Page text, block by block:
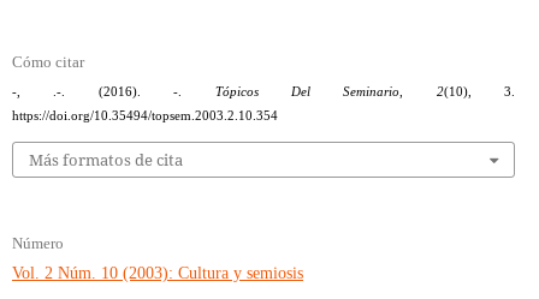
Cómo citar
-, .-. (2016). -. Tópicos Del Seminario 2(10), 3.
https://doi.org/10.35494/topsem.2003.2.10.354
Más formatos de cita
Número
Vol. 2 Núm. 10 (2003): Cultura y semiosis